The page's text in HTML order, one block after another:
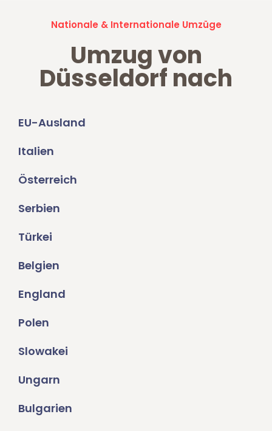
Nationale & Internationale Umzüge
Umzug von
Düsseldorf nach
EU-Ausland
Italien
Österreich
Serbien
Türkei
Belgien
England
Polen
Slowakei
Ungarn
Bulgarien